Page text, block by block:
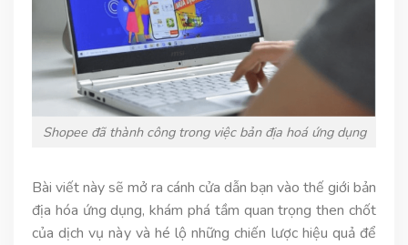
Shopee đã thành công trong việc bản địa hoá ứng dụng
Bài viết này sẽ mở ra cánh cửa dẫn bạn vào thế giới bản
địa hóa ứng dụng, khám phá tầm quan trọng then chốt
của dịch vụ này và hé lộ những chiến lược hiệu quả để